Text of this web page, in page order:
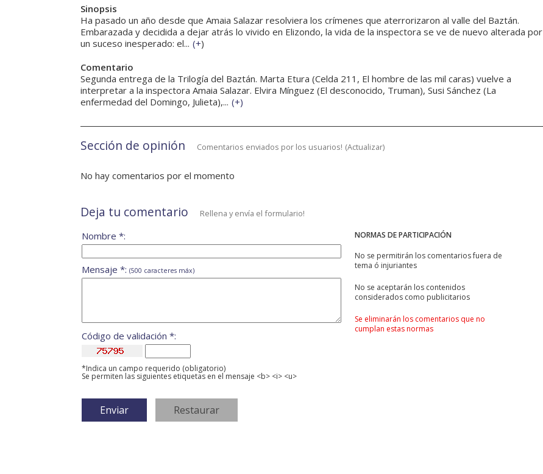
Sinopsis
Ha pasado un año desde que Amaia Salazar resolviera los crímenes que aterrorizaron al valle del Baztán.
Embarazada y decidida a dejar atrás lo vivido en Elizondo, la vida de la inspectora se ve de nuevo alterada por
un suceso inesperado: el... (+)
Comentario
Segunda entrega de la Trilogía del Baztán. Marta Etura (Celda 211, El hombre de las mil caras) vuelve a
interpretar a la inspectora Amaia Salazar. Elvira Mínguez (El desconocido, Truman), Susi Sánchez (La
enfermedad del Domingo, Julieta),... (+)
Sección de opinión Comentarios enviados por los usuarios! (Actualizar)
No hay comentarios por el momento
Deja tu comentario Rellena y envía el formulario!
NORMAS DE PARTICIPACIÓN
No se permitirán los comentarios fuera de
tema ó injuriantes
No se aceptarán los contenidos
considerados como publicitarios
Se eliminarán los comentarios que no
cumplan estas normas
Nombre *:
Mensaje *: (500 caracteres máx)
Código de validación *:
*Indica un campo requerido (obligatorio)
Se permiten las siguientes etiquetas en el mensaje <b> <i> <u>